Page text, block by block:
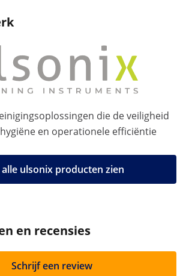
die de veiligheid
en operationele efficiëntie
alle ulsonix producten zien
en recensies
Schrijf een review